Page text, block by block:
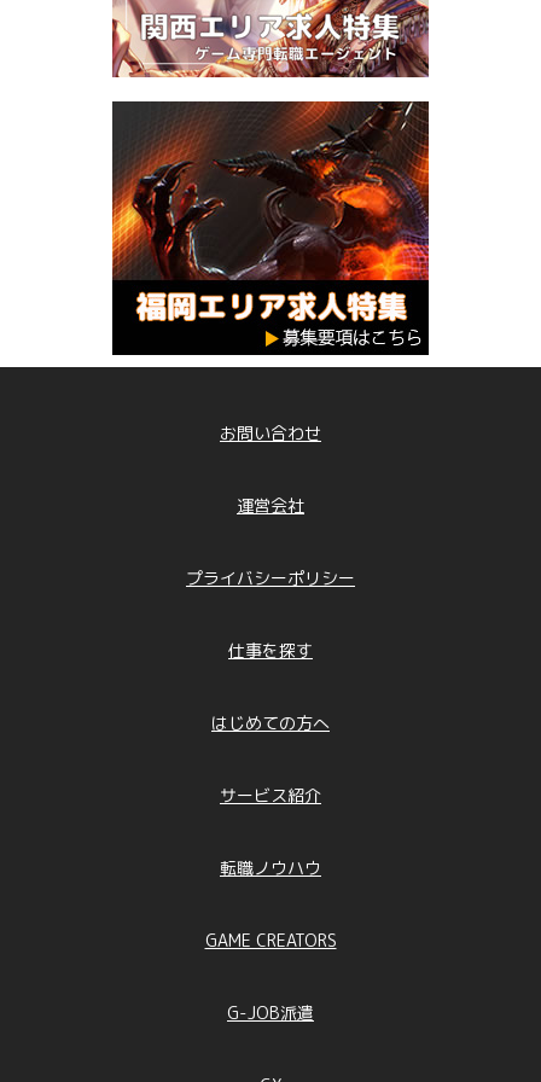
お問い合わせ
運営会社
プライバシーポリシー
仕事を探す
はじめての方へ
サービス紹介
転職ノウハウ
GAME CREATORS
G-JOB派遣